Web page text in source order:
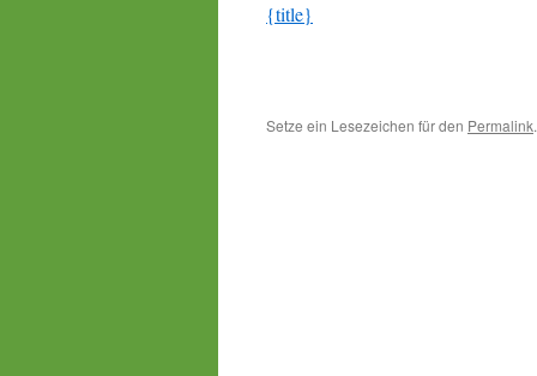
{title}
Setze ein Lesezeichen für den Permalink.